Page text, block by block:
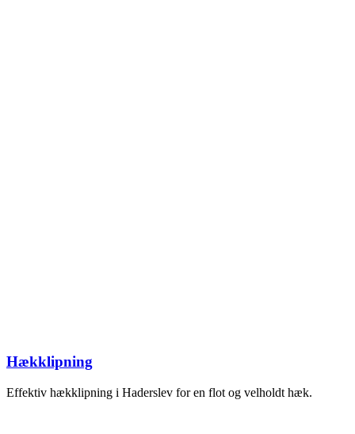
Hækklipning
Effektiv hækklipning i Haderslev for en flot og velholdt hæk.